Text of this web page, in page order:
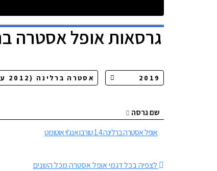
גרסאותאופל אסטרה
שם גרסה
אופל אסטרה ברלינה 1.4 טורבו אנג'וי אוטומט
לצפיה בכל דגמי אופל אסטרה מכל השנים